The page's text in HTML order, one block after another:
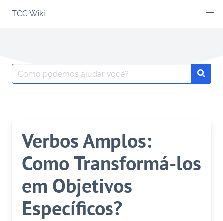
TCC Wiki
Search
for:
Verbos Amplos:
Como Transformá-los
em Objetivos
Específicos?